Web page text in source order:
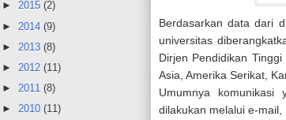
► 2015 (2)
► 2014 (9)
► 2013 (8)
► 2012 (11)
► 2011 (8)
► 2010 (11)
Berdasarkan data dari
universitas
Dirjen Pendidikan
Asia, Amerika Serikat,
Umumnya komunikasi
dilakukan melalui e-